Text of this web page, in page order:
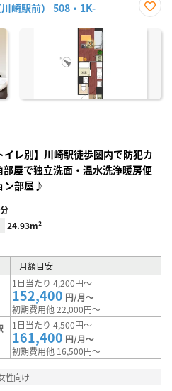
崎駅前） 508・1K-
に入
イレ別】川崎駅徒歩圏内で防犯カ
屋で独立洗面・温水洗浄暖房便
ン部屋♪
24.93m²
月額目安
1日当たり 4,200円～
152,400 円/月～
初期費用他 22,000円～
1日当たり 4,500円～
161,400 円/月～
初期費用他 16,500円～
性向け